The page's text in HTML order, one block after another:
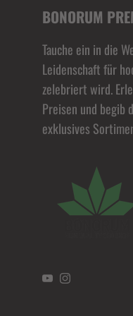
BONORUM
Tauche ein in die
Leidenschaft für
zelebriert wird.
Preisen und begib
exklusives
YouTubeInstagram